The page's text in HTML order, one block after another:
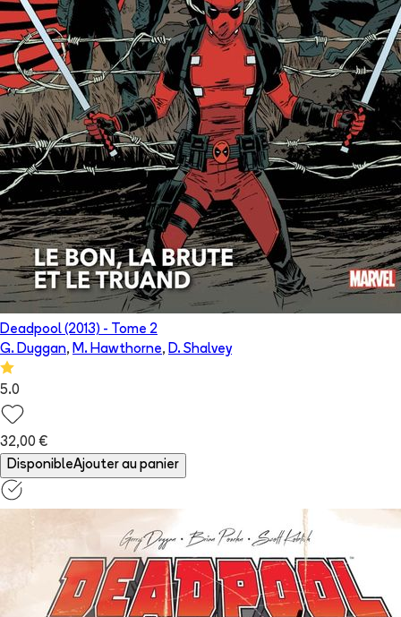
Deadpool (2013) - Tome 2
G. Duggan, M. Hawthorne, D. Shalvey
5.0
32,00 €
DisponibleAjouter au panier